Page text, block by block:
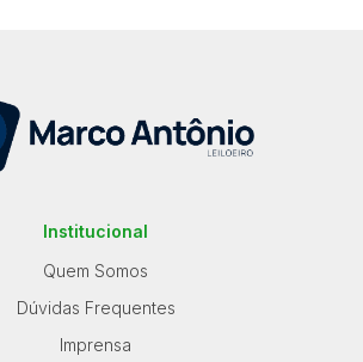
Institucional
Quem Somos
Dúvidas Frequentes
Imprensa